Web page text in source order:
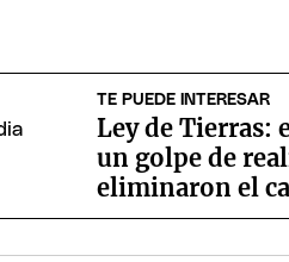
TE PUEDE INTERESAR
Ley de Tierras:
un golpe de
eliminaron el
debate